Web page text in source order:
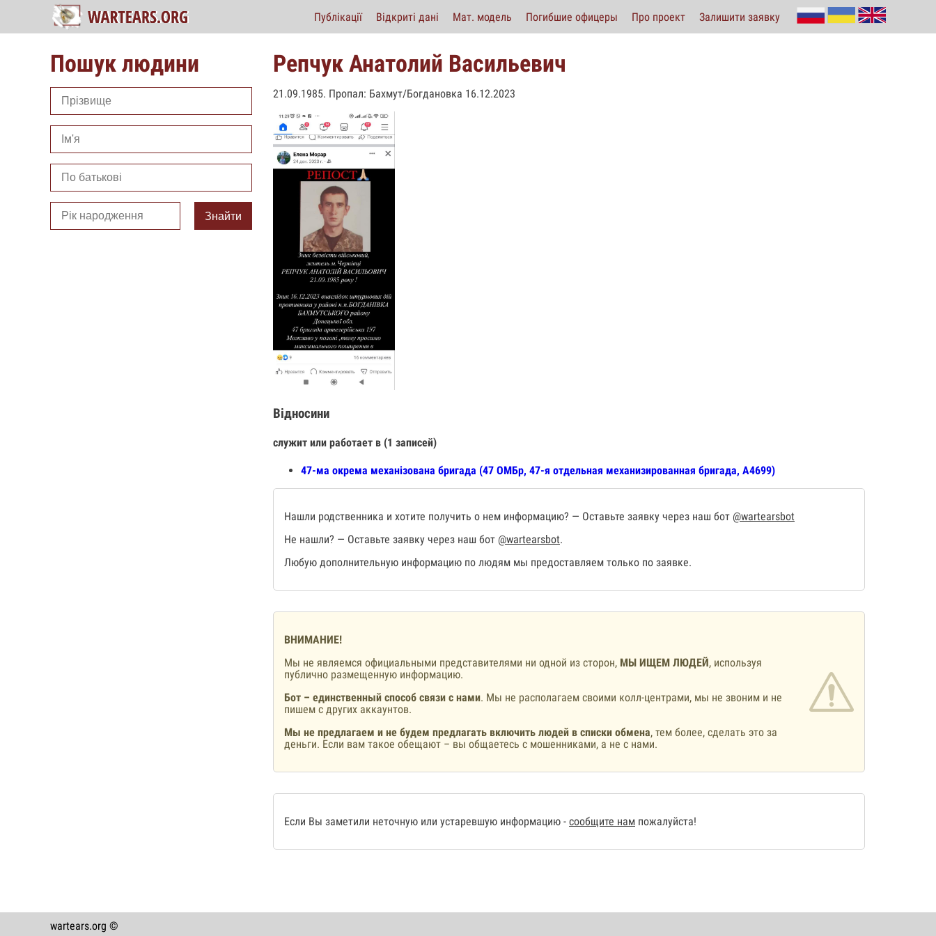
Публікації Відкриті дані Мат. модель Погибшие офицеры Про проект Залишити заявку
Пошук людини
Знайти
Репчук Анатолий Васильевич
21.09.1985. Пропал: Бахмут/Богдановка 16.12.2023
Відносини
служит или работает в (1 записей)
47-ма окрема механізована бригада (47 ОМБр, 47-я отдельная механизированная бригада, А4699)
Нашли родственника и хотите получить о нем информацию? — Оставьте заявку через наш бот @wartearsbot
Не нашли? — Оставьте заявку через наш бот @wartearsbot.
Любую дополнительную информацию по людям мы предоставляем только по заявке.
ВНИМАНИЕ!
Мы не являемся официальными представителями ни одной из сторон, МЫ ИЩЕМ ЛЮДЕЙ, используя
публично размещенную информацию.
Бот – единственный способ связи с нами. Мы не располагаем своими колл-центрами, мы не звоним и не
пишем с других аккаунтов.
Мы не предлагаем и не будем предлагать включить людей в списки обмена, тем более, сделать это за
деньги. Если вам такое обещают – вы общаетесь с мошенниками, а не с нами.
Если Вы заметили неточную или устаревшую информацию - сообщите нам пожалуйста!
wartears.org ©